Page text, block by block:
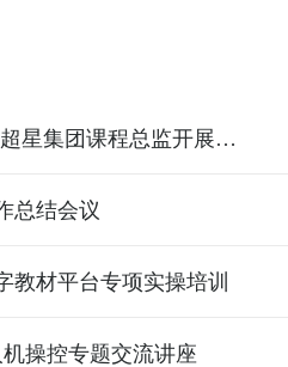
AI 赋能智慧课程建设 深耕课程提质增效——我校特邀超星集团课程总监开展专题讲座
总结会议
材平台专项实操培训
操控专题交流讲座